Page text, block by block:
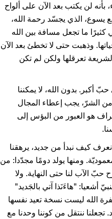
الأنبياء، بأنه لن يكتب بعد الآن على ألواح
لحم قلوبنا (را. 2 قور 3، 3). وقد حان الوقت مع يسوع، الذي يجسّد رحمة الله،
ما تجعل مسافة بين الله
وذهبت حتى لا تخطئ بعد الآن
الشريعة تعرقلها ولكن لم تكن
أكبر. بدون الله، لا يمكننا
من الشرّ، يجب إعطاء المجال
هو العبور من البؤس إلى
كيف نبدأ من جديد، يرهقنا
ومنها يولد دومًا مجدّدا: من
الآب لنا حتى النهاية. ولا
أشعيا: "هاءَنَذا آتي بالجَديد"
مغفرة الله ليست نسخة تعيد نفسها
ننتقل من كوننا وحدنا مع